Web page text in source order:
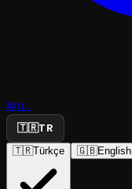
Ara...
🇹🇷TR
🇹🇷Türkçe 🇬🇧English